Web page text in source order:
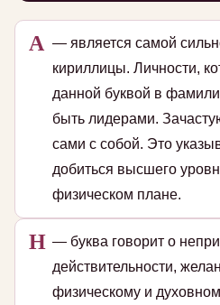
А — является самой
кириллицы. Личности,
данной буквой в
быть лидерами.
сами с собой. Это
добиться высшего
физическом плане.
Н — буква говорит о
действительности,
физическому и